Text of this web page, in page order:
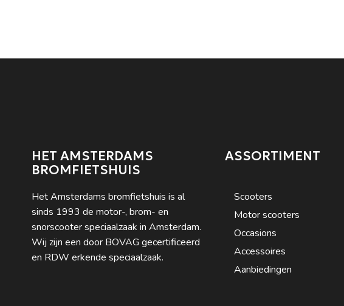
HET AMSTERDAMS
BROMFIETSHUIS
Het Amsterdams bromfietshuis is al
sinds 1993 de motor-, brom- en
snorscooter speciaalzaak in Amsterdam.
Wij zijn een door BOVAG gecertificeerd
en RDW erkende speciaalzaak.
ASSORTIMENT
Scooters
Motor scooters
Occasions
Accessoires
Aanbiedingen